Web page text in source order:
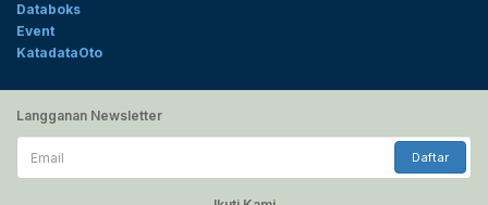
Databoks
Event
KatadataOto
Langganan Newsletter
Email
Daftar